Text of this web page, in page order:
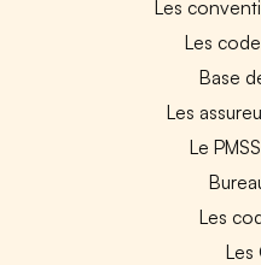
Les
Les
Base
Les
Le
Les
Les